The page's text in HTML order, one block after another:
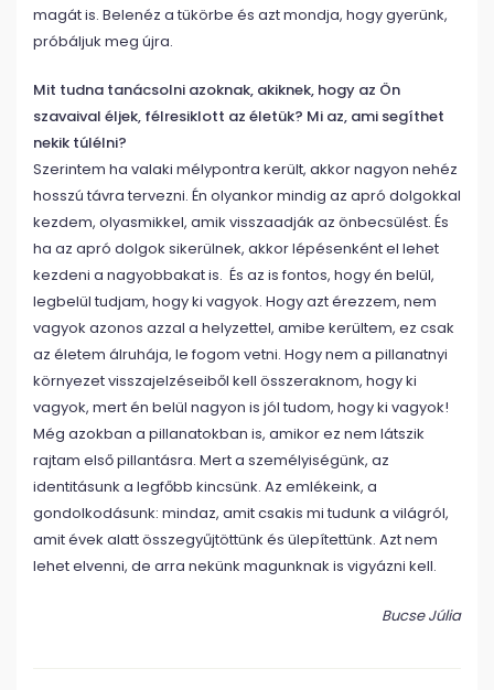
magát is. Belenéz a tükörbe és azt mondja, hogy gyerünk,
próbáljuk meg újra.
Mit tudna tanácsolni azoknak, akiknek, hogy az Ön
szavaival éljek, félresiklott az életük? Mi az, ami segíthet
nekik túlélni?
Szerintem ha valaki mélypontra került, akkor nagyon nehéz
hosszú távra tervezni. Én olyankor mindig az apró dolgokkal
kezdem, olyasmikkel, amik visszaadják az önbecsülést. És
ha az apró dolgok sikerülnek, akkor lépésenként el lehet
kezdeni a nagyobbakat is. És az is fontos, hogy én belül,
legbelül tudjam, hogy ki vagyok. Hogy azt érezzem, nem
vagyok azonos azzal a helyzettel, amibe kerültem, ez csak
az életem álruhája, le fogom vetni. Hogy nem a pillanatnyi
környezet visszajelzéseiből kell összeraknom, hogy ki
vagyok, mert én belül nagyon is jól tudom, hogy ki vagyok!
Még azokban a pillanatokban is, amikor ez nem látszik
rajtam első pillantásra. Mert a személyiségünk, az
identitásunk a legfőbb kincsünk. Az emlékeink, a
gondolkodásunk: mindaz, amit csakis mi tudunk a világról,
amit évek alatt összegyűjtöttünk és ülepítettünk. Azt nem
lehet elvenni, de arra nekünk magunknak is vigyázni kell.
Bucse Júlia